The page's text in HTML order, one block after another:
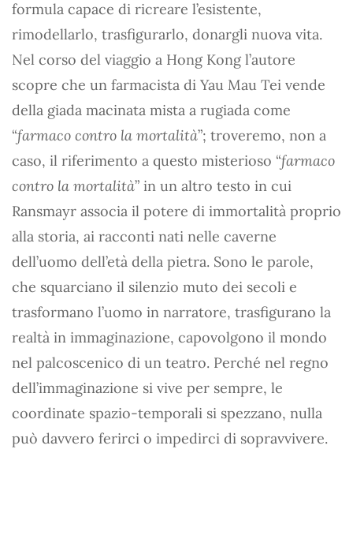
formula capace di ricreare l’esistente,
rimodellarlo, trasfigurarlo, donargli nuova vita.
Nel corso del viaggio a Hong Kong l’autore
scopre che un farmacista di Yau Mau Tei vende
della giada macinata mista a rugiada come
“farmaco contro la mortalità”; troveremo, non a
caso, il riferimento a questo misterioso “farmaco
contro la mortalità” in un altro testo in cui
Ransmayr associa il potere di immortalità proprio
alla storia, ai racconti nati nelle caverne
dell’uomo dell’età della pietra. Sono le parole,
che squarciano il silenzio muto dei secoli e
trasformano l’uomo in narratore, trasfigurano la
realtà in immaginazione, capovolgono il mondo
nel palcoscenico di un teatro. Perché nel regno
dell’immaginazione si vive per sempre, le
coordinate spazio-temporali si spezzano, nulla
può davvero ferirci o impedirci di sopravvivere.